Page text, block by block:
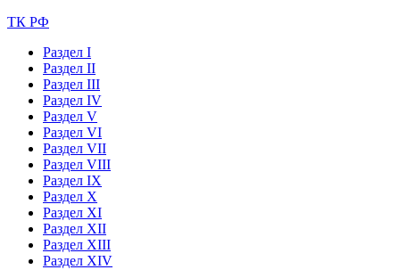
ТК РФ
Раздел I
Раздел II
Раздел III
Раздел IV
Раздел V
Раздел VI
Раздел VII
Раздел VIII
Раздел IX
Раздел X
Раздел XI
Раздел XII
Раздел XIII
Раздел XIV